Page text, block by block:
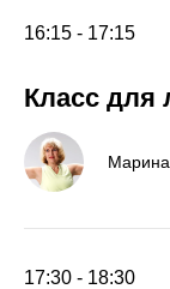
16:15 - 17:15
Класс для
17:30 - 18:30